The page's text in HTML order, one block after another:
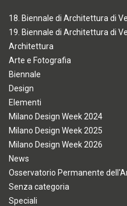
18. Biennale di Architettura di
19. Biennale di Architettura di
Architettura
Arte e Fotografia
Biennale
Design
Elementi
Milano Design Week 2024
Milano Design Week 2025
Milano Design Week 2026
News
Osservatorio Permanente
Senza categoria
Speciali